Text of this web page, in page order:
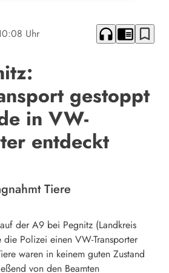
Uhr headphones chrome_reader_mode bookmark_border
gestoppt
in VW-
entdeckt
Tiere
der A9 bei Pegnitz (Landkreis
die Polizei einen VW-Transporter
waren in keinem guten Zustand
von den Beamten